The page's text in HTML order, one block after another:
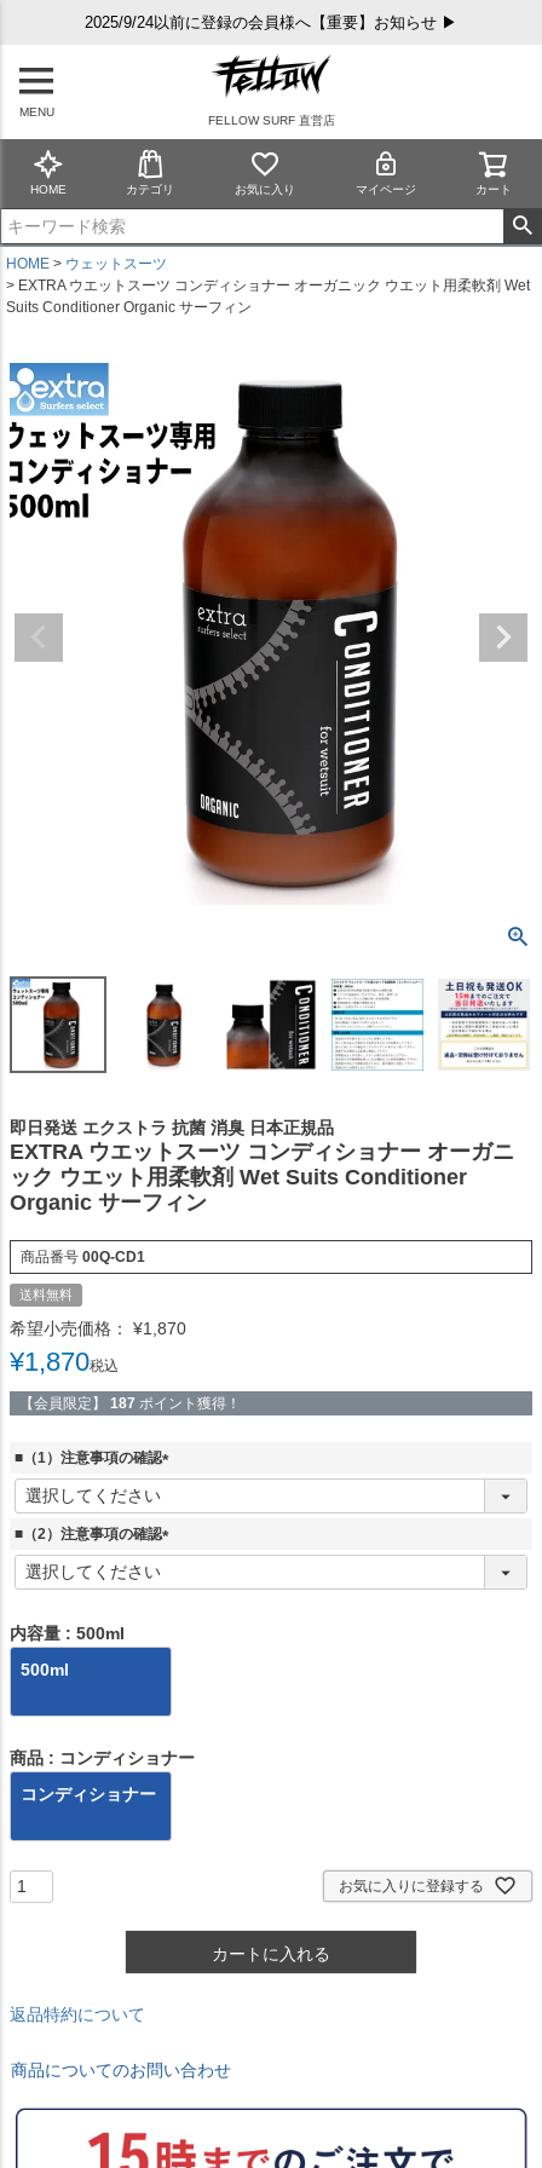
2025/9/24以前に登録の会員様へ【重要】お知らせ ▶
MENU
FELLOW SURF 直営店
HOME カテゴリ お気に入り マイページ カート
HOME
ウェットスーツ
EXTRA ウエットスーツ コンディショナー オーガニック ウエット用柔軟剤 Wet
Suits Conditioner Organic サーフィン
即日発送 エクストラ 抗菌 消臭 日本正規品
EXTRA ウエットスーツ コンディショナー オーガニ
ック ウエット用柔軟剤 Wet Suits Conditioner
Organic サーフィン
商品番号 00Q-CD1
送料無料
希望小売価格： ¥1,870
¥1,870税込
【会員限定】 187 ポイント獲得！
■（1）注意事項の確認
(
須
■（2）注意事項の確認
(
内容量
500ml
500ml
商品
コンディショナー
コンディショナー
お気に入りに登録する
カートに入れる
返品特約について
商品についてのお問い合わせ